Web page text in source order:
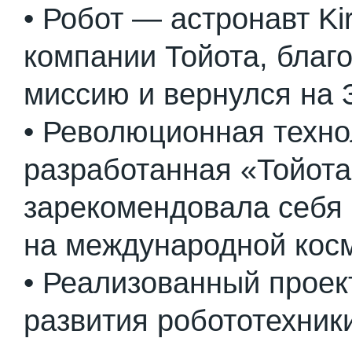
• Робот — астронавт
компании Тойота,
миссию и вернулся на
• Революционная
разработанная
зарекомендовала
на международной
• Реализованный
развития